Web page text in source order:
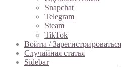
Snapchat
Telegram
Steam
TikTok
Войти / Зарегистрироваться
Случайная статья
Sidebar